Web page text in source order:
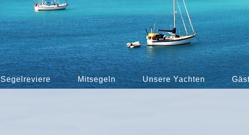
Segelreviere Mitsegeln Unsere Yachten